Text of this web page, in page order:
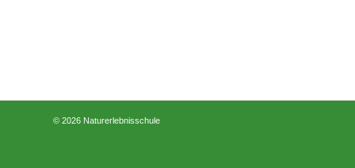
© 2026 Naturerlebnisschule